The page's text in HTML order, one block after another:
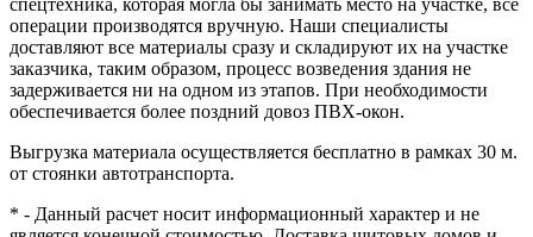
спецтехника, которая могла бы занимать место на участке, все
операции производятся вручную. Наши специалисты
доставляют все материалы сразу и складируют их на участке
заказчика, таким образом, процесс возведения здания не
задерживается ни на одном из этапов. При необходимости
обеспечивается более поздний довоз ПВХ-окон.
Выгрузка материала осуществляется бесплатно в рамках 30 м.
от стоянки автотранспорта.
* - Данный расчет носит информационный характер и не